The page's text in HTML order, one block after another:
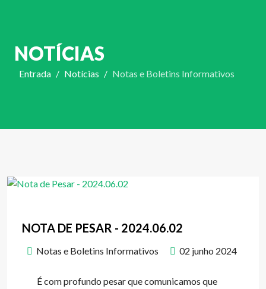
NOTÍCIAS
Entrada Notícias Notas e Boletins Informativos
NOTA DE PESAR - 2024.06.02
Notas e Boletins Informativos 02 junho 2024
É com profundo pesar que comunicamos que